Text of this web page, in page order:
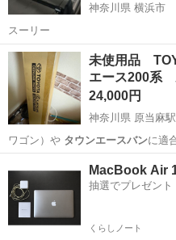
神奈川県 横浜市
スーリー
神奈川 横浜市 キャリア、ラ
未使用品
エース200系
24,000円
神奈川県 原当麻駅
ワゴン）や タウンエースバンに適
バン（S402M…
MacBook Air
抽選でプレゼント
くらしノート